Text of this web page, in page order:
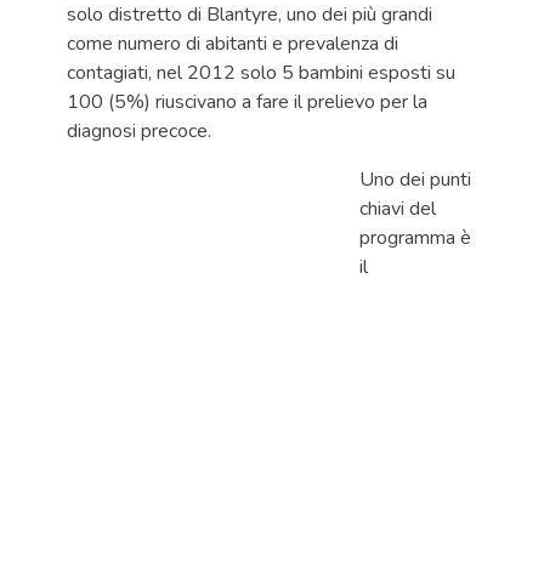
solo distretto di Blantyre, uno dei più grandi
come numero di abitanti e prevalenza di
contagiati, nel 2012 solo 5 bambini esposti su
100 (5%) riuscivano a fare il prelievo per la
diagnosi precoce.
Uno dei punti
chiavi del
programma è
il